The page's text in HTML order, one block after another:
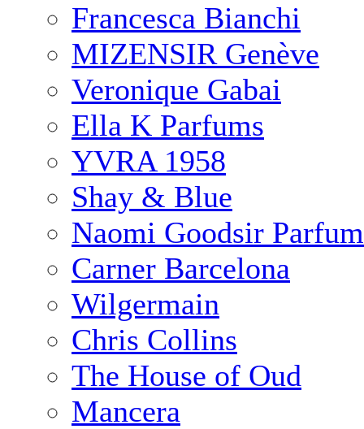
Francesca Bianchi
MIZENSIR Genève
Veronique Gabai
Ella K Parfums
YVRA 1958
Shay & Blue
Naomi Goodsir
Carner Barcelona
Wilgermain
Chris Collins
The House of Oud
Mancera